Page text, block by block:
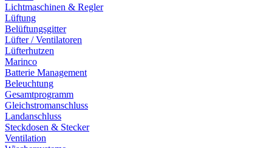
Lichtmaschinen & Regler
Lüftung
Belüftungsgitter
Lüfter / Ventilatoren
Lüfterhutzen
Marinco
Batterie Management
Beleuchtung
Gesamtprogramm
Gleichstromanschluss
Landanschluss
Steckdosen & Stecker
Ventilation